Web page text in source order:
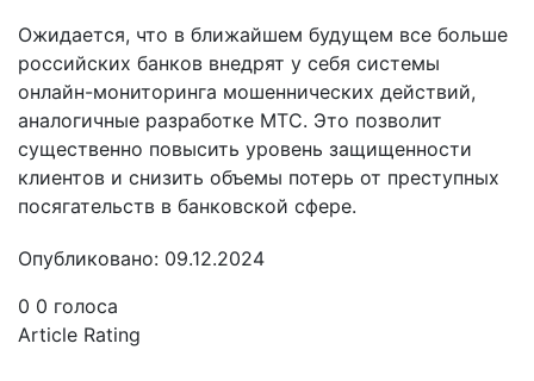
Ожидается, что в ближайшем будущем все больше
российских банков внедрят у себя системы
онлайн-мониторинга мошеннических действий,
аналогичные разработке МТС. Это позволит
существенно повысить уровень защищенности
клиентов и снизить объемы потерь от преступных
посягательств в банковской сфере.
Опубликовано: 09.12.2024
0 0 голоса
Article Rating